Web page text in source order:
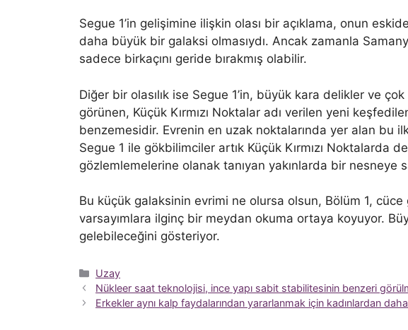
Segue 1’in gelişimine ilişkin olası bir açıklama, onun
daha büyük bir galaksi olmasıydı. Ancak zamanla
sadece birkaçını geride bırakmış olabilir.
Diğer bir olasılık ise Segue 1’in, büyük kara delikler ve
görünen, Küçük Kırmızı Noktalar adı verilen yeni
benzemesidir. Evrenin en uzak noktalarında yer alan bu
Segue 1 ile gökbilimciler artık Küçük Kırmızı Noktalarda
gözlemlemelerine olanak tanıyan yakınlarda bir nesneye
Bu küçük galaksinin evrimi ne olursa olsun, Bölüm 1,
varsayımlara ilginç bir meydan okuma ortaya koyuyor.
gelebileceğini gösteriyor.
Kategoriler
Uzay
Nükleer saat teknolojisi, ince yapı sabit stabilitesinin benzeri
Erkekler aynı kalp faydalarından yararlanmak için kadınlardan